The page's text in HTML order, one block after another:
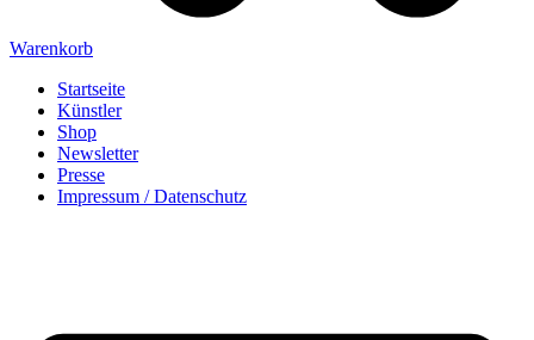
Warenkorb
Startseite
Künstler
Shop
Newsletter
Presse
Impressum / Datenschutz